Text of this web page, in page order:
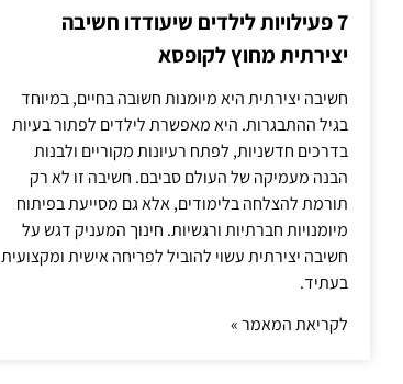
7 פעילויות לילדים שיעודדו חשיבה
יצירתית מחוץ לקופסא
חשיבה יצירתית היא מיומנות חשובה בחיים, במיוחד
בגיל ההתבגרות. היא מאפשרת לילדים לפתור בעיות
בדרכים חדשניות, לפתח רעיונות מקוריים ולבנות
הבנה מעמיקה של העולם סביבם. חשיבה זו לא רק
תורמת להצלחה בלימודים, אלא גם מסייעת בפיתוח
מיומנויות חברתיות ורגשיות. חינוך המעניק דגש על
חשיבה יצירתית עשוי להוביל לפריחה אישית ומקצועית
בעתיד.
לקריאת המאמר »